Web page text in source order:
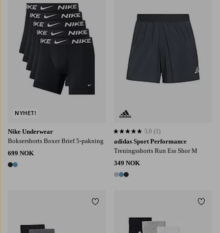
Nike Underwear
Boksershorts Boxer Brief 5-pakning
699 NOK
2 farger
NYHET!
adidas Sport Performance
Treningsshorts Run Ess Shor M
349 NOK
3 farger
5,0 basert på 1 karaktergivninger
5,0 (1)
Legg til favoritter
40/4243/45